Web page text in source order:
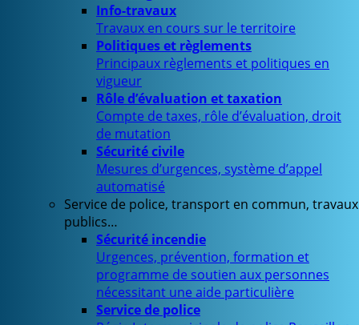
Info-travaux
Travaux en cours sur le territoire
Politiques et règlements
Principaux règlements et politiques en
vigueur
Rôle d’évaluation et taxation
Compte de taxes, rôle d’évaluation, droit
de mutation
Sécurité civile
Mesures d’urgences, système d’appel
automatisé
Service de police, transport en commun, travaux
publics…
Sécurité incendie
Urgences, prévention, formation et
programme de soutien aux personnes
nécessitant une aide particulière
Service de police